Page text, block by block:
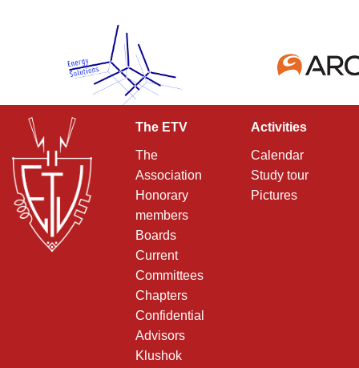
The ETV
The
Association
Honorary
members
Boards
Current
Committees
Chapters
Confidential
Advisors
Klushok
Activities
Calendar
Study tour
Pictures